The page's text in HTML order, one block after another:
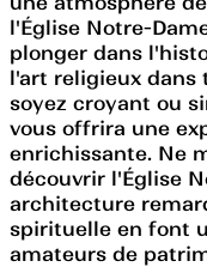
l'Église Notre-
plonger dans
l'art religieux dans
soyez croyant ou
vous offrira une
enrichissante. Ne
découvrir l'Église
architecture
spirituelle en font
amateurs de